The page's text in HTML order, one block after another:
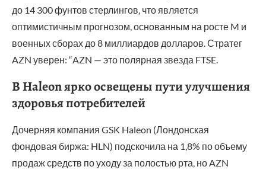
до 14 300 фунтов стерлингов, что является
оптимистичным прогнозом, основанным на росте M и
военных сборах до 8 миллиардов долларов. Стратег
AZN уверен: “AZN — это полярная звезда FTSE.
В Haleon ярко освещены пути улучшения
здоровья потребителей
Дочерняя компания GSK Haleon (Лондонская
фондовая биржа: HLN) подскочила на 1,8% по объему
продаж средств по уходу за полостью рта, но AZN